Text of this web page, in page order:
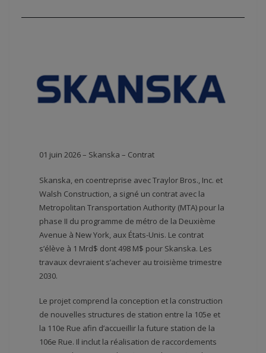
01 juin 2026 – Skanska – Contrat
Skanska, en coentreprise avec Traylor Bros., Inc. et
Walsh Construction, a signé un contrat avec la
Metropolitan Transportation Authority (MTA) pour la
phase II du programme de métro de la Deuxième
Avenue à New York, aux États-Unis. Le contrat
s’élève à 1 Mrd$ dont 498 M$ pour Skanska. Les
travaux devraient s’achever au troisième trimestre
2030.
Le projet comprend la conception et la construction
de nouvelles structures de station entre la 105e et
la 110e Rue afin d’accueillir la future station de la
106e Rue. Il inclut la réalisation de raccordements